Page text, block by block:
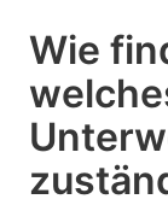
Wie